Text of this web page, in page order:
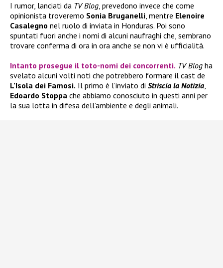
I rumor, lanciati da TV Blog, prevedono invece che come
opinionista troveremo Sonia Bruganelli, mentre Elenoire
Casalegno nel ruolo di inviata in Honduras. Poi sono
spuntati fuori anche i nomi di alcuni naufraghi che, sembrano
trovare conferma di ora in ora anche se non vi è ufficialità.
Intanto prosegue il toto-nomi dei concorrenti. TV Blog ha
svelato alcuni volti noti che potrebbero formare il cast de
L’Isola dei Famosi. Il primo è l’inviato di Striscia la Notizia,
Edoardo Stoppa che abbiamo conosciuto in questi anni per
la sua lotta in difesa dell’ambiente e degli animali.